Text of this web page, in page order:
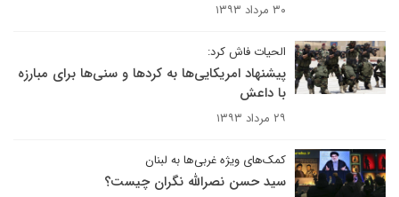
۳۰ مرداد ۱۳۹۳
الحیات فاش کرد:
پیشنهاد امریکایی‌ها به کردها و سنی‌ها برای مبارزه
با داعش
۲۹ مرداد ۱۳۹۳
کمک‌های ویژه غربی‌ها به لبنان
سید حسن نصرالله نگران چیست؟